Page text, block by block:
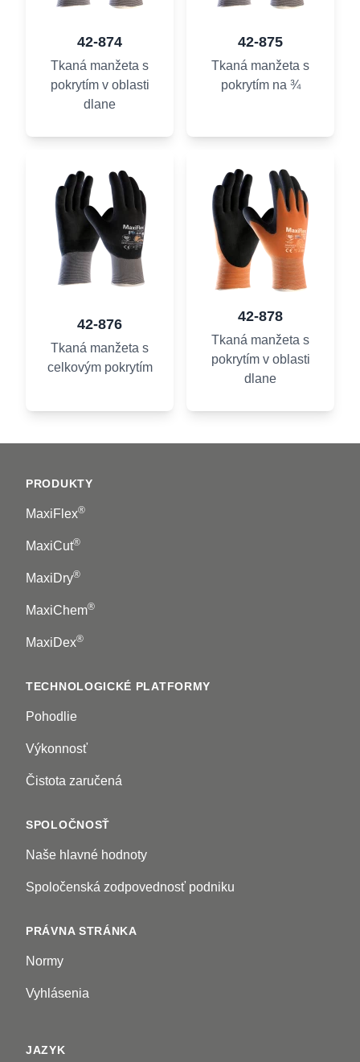
42-874
Tkaná manžeta s
pokrytím v oblasti
dlane
42-875
Tkaná manžeta s
pokrytím na ¾
42-876
Tkaná manžeta s
celkovým pokrytím
42-878
Tkaná manžeta s
pokrytím v oblasti
dlane
PRODUKTY
MaxiFlex®
MaxiCut®
MaxiDry®
MaxiChem®
MaxiDex®
TECHNOLOGICKÉ PLATFORMY
Pohodlie
Výkonnosť
Čistota zaručená
SPOLOČNOSŤ
Naše hlavné hodnoty
Spoločenská zodpovednosť podniku
PRÁVNA STRÁNKA
Normy
Vyhlásenia
JAZYK